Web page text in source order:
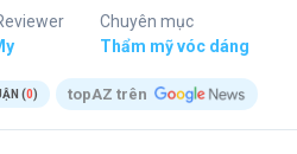
Chuyên mục
Thẩm mỹ vóc dáng
(0) topAZ trên